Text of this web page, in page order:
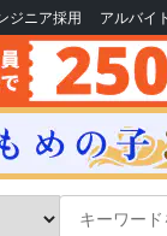
ジニア採用 アルバイト